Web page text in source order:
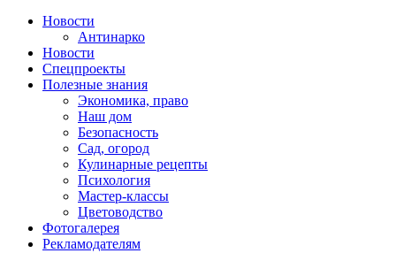
Новости
Антинарко
Новости
Спецпроекты
Полезные знания
Экономика, право
Наш дом
Безопасность
Сад, огород
Кулинарные рецепты
Психология
Мастер-классы
Цветоводство
Фотогалерея
Рекламодателям